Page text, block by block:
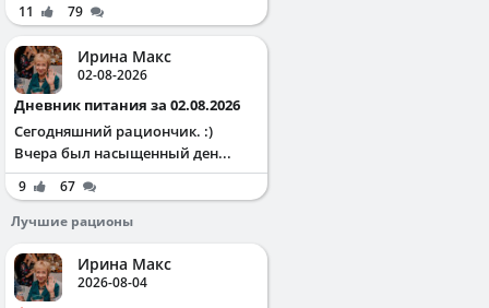
11 79
Ирина Макс
02-08-2026
Дневник питания за 02.08.2026
Сегодняшний рациончик. :)
Вчера был насыщенный ден...
9
67
Лучшие рационы
Ирина Макс
2026-08-04